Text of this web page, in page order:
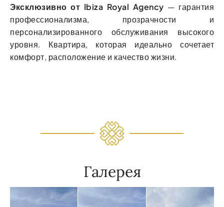
Эксклюзивно от Ibiza Royal Agency — гарантия
профессионализма, прозрачности и
персонализированного обслуживания высокого
уровня. Квартира, которая идеально сочетает
комфорт, расположение и качество жизни.
Галерея